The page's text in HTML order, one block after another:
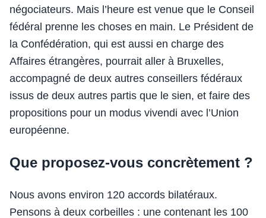
négociateurs. Mais l’heure est venue que le Conseil
fédéral prenne les choses en main. Le Président de
la Confédération, qui est aussi en charge des
Affaires étrangères, pourrait aller à Bruxelles,
accompagné de deux autres conseillers fédéraux
issus de deux autres partis que le sien, et faire des
propositions pour un modus vivendi avec l’Union
européenne.
Que proposez-vous concrètement ?
Nous avons environ 120 accords bilatéraux.
Pensons à deux corbeilles : une contenant les 100